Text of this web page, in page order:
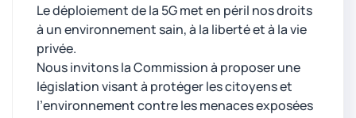
Le déploiement de la 5G met en péril nos droits
à un environnement sain, à la liberté et à la vie
privée.
Nous invitons la Commission à proposer une
législation visant à protéger les citoyens et
l’environnement contre les menaces exposées